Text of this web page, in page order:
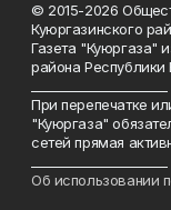
© 2015-2026
Куюргазинского
Газета "Куюргаза"
района Республики
При перепечатке
"Куюргаза"
сетей прямая
Об использовании